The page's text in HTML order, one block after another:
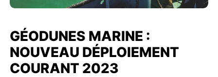
GÉODUNES MARINE :
NOUVEAU DÉPLOIEMENT
COURANT 2023